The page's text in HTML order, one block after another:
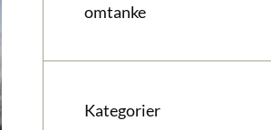
omtanke
Kategorier